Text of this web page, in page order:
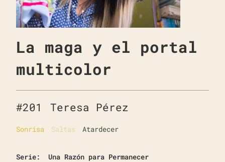
La maga y el portal
multicolor
#201 Teresa Pérez
Sonrisa Saltas Atardecer
Serie: Una Razón para Permanecer